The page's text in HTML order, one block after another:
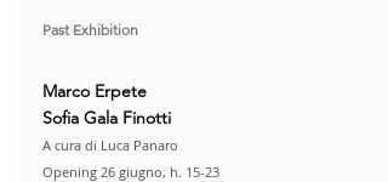
Past Exhibition
Marco Erpete
Sofia Gala Finotti
A cura di Luca Panaro
Opening 26 giugno, h. 15-23​